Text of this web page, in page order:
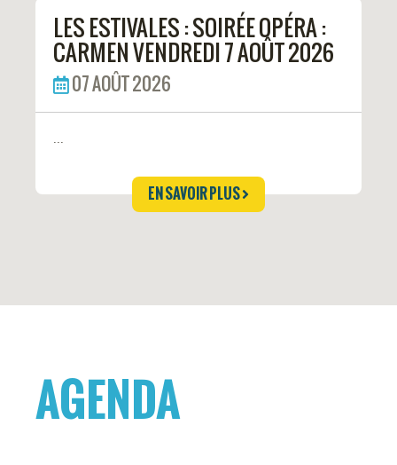
LES ESTIVALES : SOIRÉE OPÉRA :
CARMEN VENDREDI 7 AOÛT 2026
07 AOÛT 2026
...
EN SAVOIR PLUS
AGENDA